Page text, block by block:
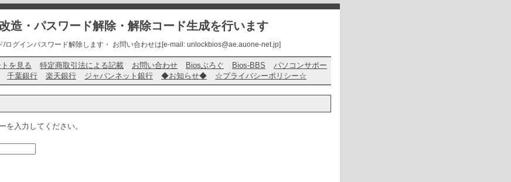
造・パスワード解除・解除コード生成を行います
/ログインパスワード解除します・ お問い合わせは[e-mail: unlockbios@ae.auone-net.jp]
を見る 特定商取引法による記載 お問い合わせ Biosぶろぐ Bios-BBS
パソコンサポー
千葉銀行 楽天銀行 ジャパンネット銀行 ◆お知らせ◆ ☆プライバシーポリシー☆
を入力してください。